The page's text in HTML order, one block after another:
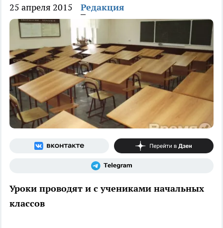
25 апреля 2015 Редакция
Уроки проводят и с учениками начальных
классов